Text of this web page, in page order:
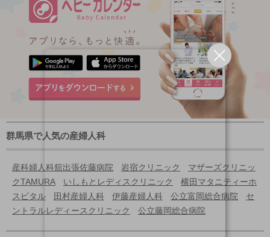
群馬県で人気の産婦人科
産科婦人科舘出張佐藤病院 岩宿クリニック
マザーズクリニッ
クTAMURA
いしもとレディスクリニック
横田マタニティーホ
スピタル
田村産婦人科 伊藤産婦人科 公立富岡総合病院
セ
ントラルレディースクリニック
公立藤岡総合病院